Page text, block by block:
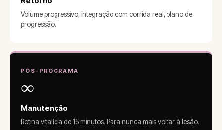
Volume progressivo, integração com corrida real, plano de
progressão.
PÓS-PROGRAMA
∞
Manutenção
Rotina vitalícia de 15 minutos. Para nunca mais voltar à lesão.